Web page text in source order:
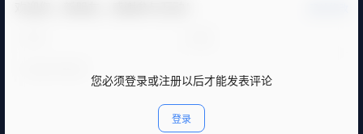
您必须登录或注册以后才能发表评论
登录